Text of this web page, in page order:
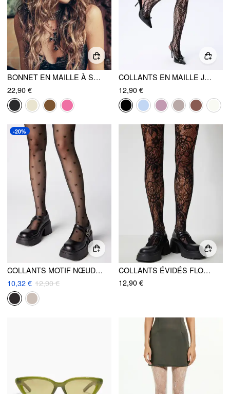
BONNET EN MAILLE À SEQUINS FLORAUX
22,90 €
COLLANTS EN MAILLE JACQUARD AVEC NŒUD PAPILLON
12,90 €
-20%
COLLANTS MOTIF NŒUD PAPILLON
10,32 € 12,90 €
COLLANTS ÉVIDÉS FLOWER VINE
12,90 €